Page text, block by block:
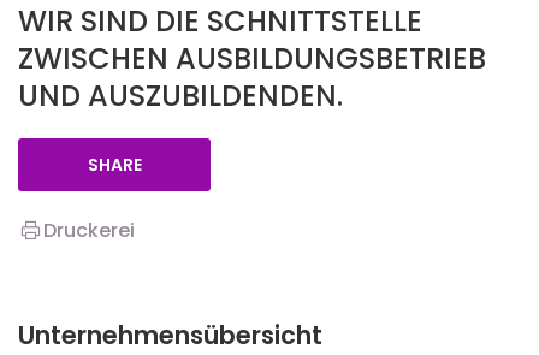
WIR SIND DIE SCHNITTSTELLE
ZWISCHEN AUSBILDUNGSBETRIEB
UND AUSZUBILDENDEN.
SHARE
Druckerei
Unternehmensübersicht